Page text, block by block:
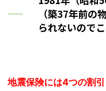
（築37年前の
られないので
地震保険には4つの割